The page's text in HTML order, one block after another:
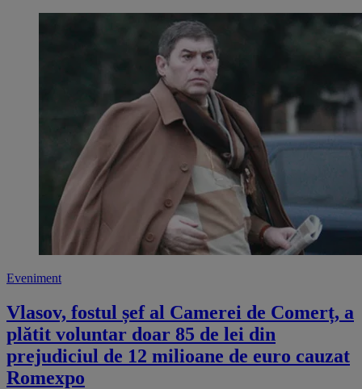
Eveniment
Vlasov, fostul șef al Camerei de Comerț, a
plătit voluntar doar 85 de lei din
prejudiciul de 12 milioane de euro cauzat
Romexpo